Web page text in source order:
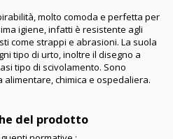
molto comoda e perfetta per
igiene, infatti è resistente agli
come strappi e abrasioni. La suola
tipo di urto, inoltre il disegno a
tipo di scivolamento. Sono
chimica e ospedaliera.
del prodotto